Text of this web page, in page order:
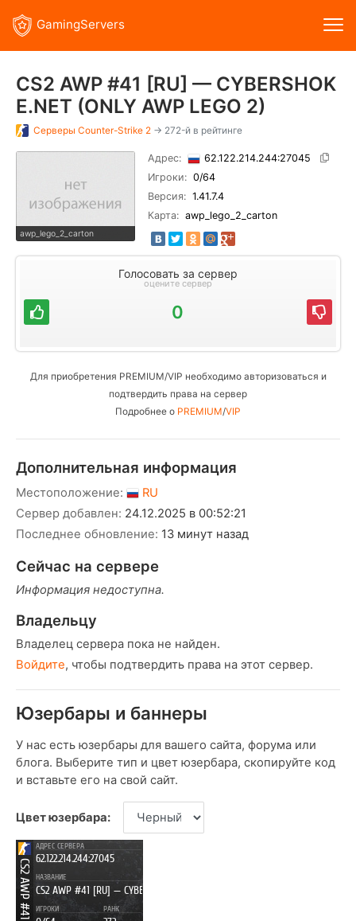
GamingServers
CS2 AWP #41 [RU] — CYBERSHOK
E.NET (ONLY AWP LEGO 2)
Серверы Counter-Strike 2 → 272-й в рейтинге
awp_lego_2_carton
Адрес:
62.122.214.244:27045
Игроки: 0/64
Версия: 1.41.7.4
Карта: awp_lego_2_carton
Голосовать за сервер
оцените сервер
0
Для приобретения PREMIUM/VIP необходимо авторизоваться и
подтвердить права на сервер
Подробнее о PREMIUM/VIP
Дополнительная информация
Местоположение:
RU
Сервер добавлен: 24.12.2025 в 00:52:21
Последнее обновление: 13 минут назад
Сейчас на сервере
Информация недоступна.
Владельцу
Владелец сервера пока не найден.
Войдите, чтобы подтвердить права на этот сервер.
Юзербары и баннеры
У нас есть юзербары для вашего сайта, форума или
блога. Выберите тип и цвет юзербара, скопируйте код
и вставьте его на свой сайт.
Цвет юзербара: